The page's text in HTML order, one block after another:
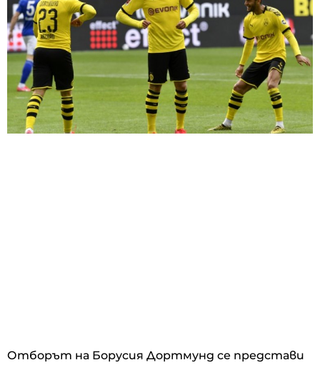
Отборът на Борусия Дортмунд се представи